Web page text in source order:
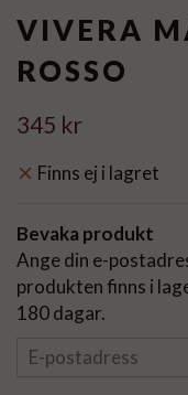
VIVERA
ROSSO
345 kr
Finns ej i lagret
Bevaka produkt
Ange din e-
produkten finns i
180 dagar.